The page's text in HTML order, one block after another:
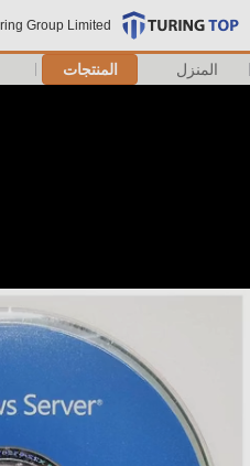
Group Limited
المنزل المنتجات